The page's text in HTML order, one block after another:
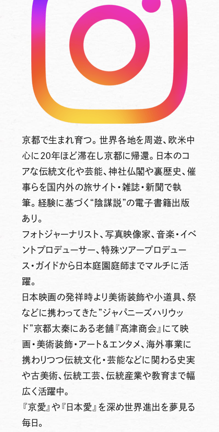
京都で生まれ育つ。世界各地を周遊、欧米中
心に20年ほど滞在し京都に帰還。日本のコ
アな伝統文化や芸能、神社仏閣や裏歴史、催
事らを国内外の旅サイト・雑誌・新聞で執
筆。経験に基づく“陰謀説”の電子書籍出版
あり。
フォトジャーナリスト、写真映像家、音楽・イベ
ントプロデューサー、特殊ツアープロデュー
ス・ガイドから日本庭園庭師までマルチに活
躍。
日本映画の発祥時より美術装飾や小道具、祭
などに携わってきた”ジャパニーズハリウッ
ド”京都太秦にある老舗『髙津商会』にて映
画・美術装飾・アート＆エンタメ、海外事業に
携わりつつ伝統文化・芸能などに関わる史実
や古美術、伝統工芸、伝統産業や教育まで幅
広く活躍中。
『京愛』や『日本愛』を深め世界進出を夢見る
毎日。